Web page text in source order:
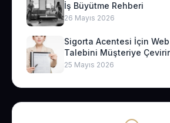
İş Büyütme Rehberi
26 Mayıs 2026
Sigorta Acentesi İçin
Talebini Müşteriye
25 Mayıs 2026